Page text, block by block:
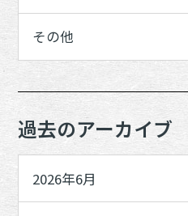
その他
過去のアーカイブ
2026年6月